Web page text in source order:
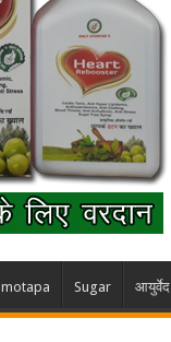
motapa Sugar आयुर्वेद